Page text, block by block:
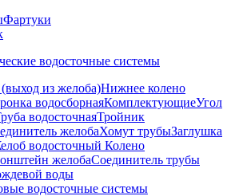
Фартуки
водосточные системы
из желоба)Нижнее колено
водосборнаяКомплектующиеУгол
водосточнаяТройник
желобаХомут трубыЗаглушка
водосточный Колено
желобаСоединитель трубы
воды
водосточные системы